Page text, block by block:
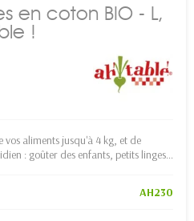
en coton BIO - L,
!
vos aliments jusqu'à 4 kg, et de
: goûter des enfants, petits linges…
AH230